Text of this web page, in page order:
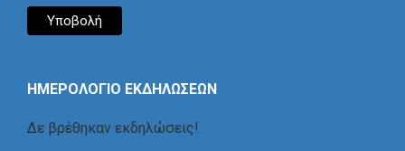
ΗΜΕΡΟΛΟΓΙΟ ΕΚΔΗΛΩΣΕΩΝ
Δε βρέθηκαν εκδηλώσεις!